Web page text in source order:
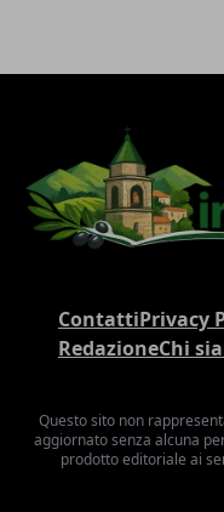
ContattiPrivacy
RedazioneChi
Questo sito non
aggiornato senza alcuna
prodotto editoriale ai